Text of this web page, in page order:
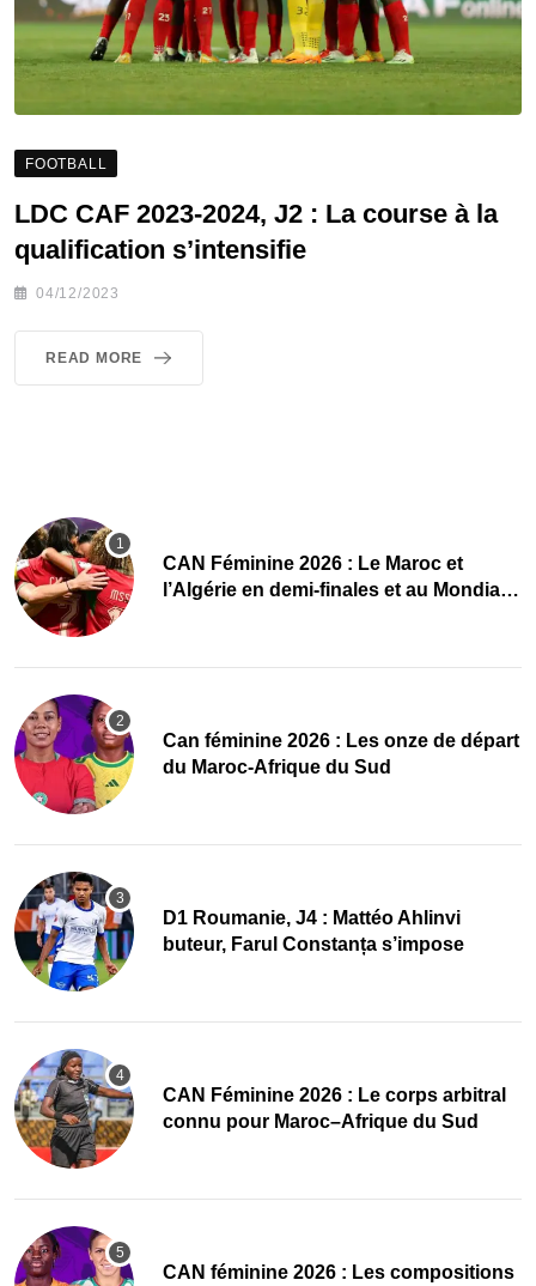
FOOTBALL
LDC CAF 2023-2024, J2 : La course à la
qualification s’intensifie
04/12/2023
READ MORE
CAN Féminine 2026 : Le Maroc et
l’Algérie en demi-finales et au Mondial
‎Can féminine 2026 : Les onze de départ
du Maroc-Afrique du Sud
D1 Roumanie, J4 : Mattéo Ahlinvi
buteur, Farul Constanța s’impose
‎CAN Féminine 2026 : Le corps arbitral
connu pour Maroc–Afrique du Sud
‎CAN féminine 2026 : Les compositions